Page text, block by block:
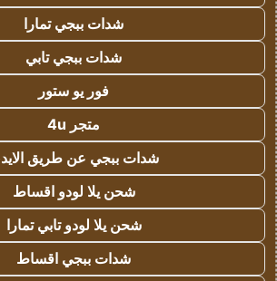
شدات ببجي تمارا
شدات ببجي تابي
فور يو ستور
متجر 4u
شدات ببجي عن طريق
شحن يلا لودو اقساط
شحن يلا لودو تابي تمارا
شدات ببجي اقساط